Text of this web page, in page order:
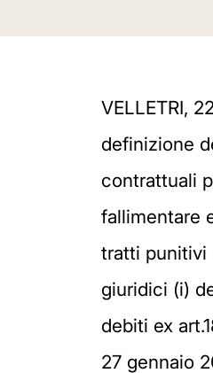
VELLETRI,
definizione
contrattuali
fallimentare
tratti punitivi
giuridici (i)
debiti ex
27 gennaio